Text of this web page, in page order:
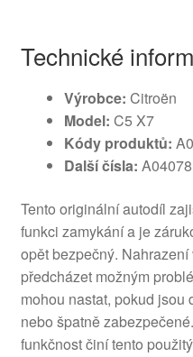
Technické
Výrobce: Citroën
Model: C5 X7
Kódy produktů:
Další čísla:
Tento originální autodíl
funkci zamykání a je
opět bezpečný.
předcházet možným
mohou nastat, pokud
nebo špatně
funkčnost činí tento